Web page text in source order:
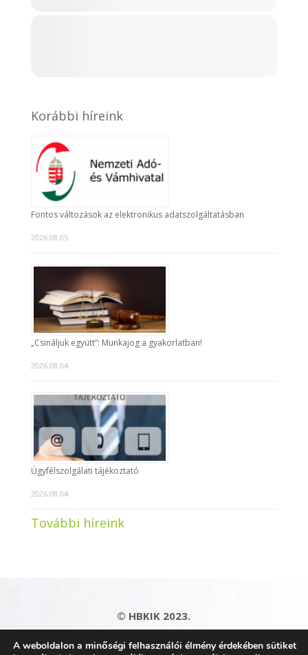
Korábbi híreink
Fontos változások az elektronikus adatszolgáltatásban
2026.08.05.
„Csináljuk együtt”: Munkajog a gyakorlatban!
2026.08.04.
Ügyfélszolgálati tájékoztató
2026.08.04.
További híreink
© HBKIK 2023.
Adatkezelési tájékoztató|Impresszum|
Kapcsolat|Honlaptérkép
A weboldalon a minőségi felhasználói élmény érdekében sütiket